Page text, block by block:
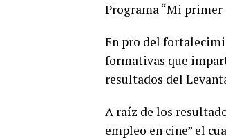
Programa “Mi primer
En pro del
formativas que
resultados del
A raíz de los
empleo en cine” el